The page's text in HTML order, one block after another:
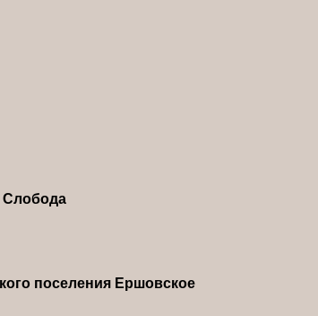
Слобода
поселения Ершовское